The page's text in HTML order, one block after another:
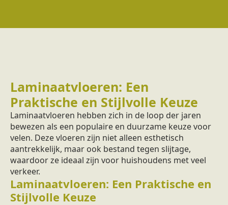
Laminaatvloeren: Een
Praktische en Stijlvolle Keuze
Laminaatvloeren hebben zich in de loop der jaren
bewezen als een populaire en duurzame keuze voor
velen. Deze vloeren zijn niet alleen esthetisch
aantrekkelijk, maar ook bestand tegen slijtage,
waardoor ze ideaal zijn voor huishoudens met veel
verkeer.
Laminaatvloeren: Een Praktische en
Stijlvolle Keuze